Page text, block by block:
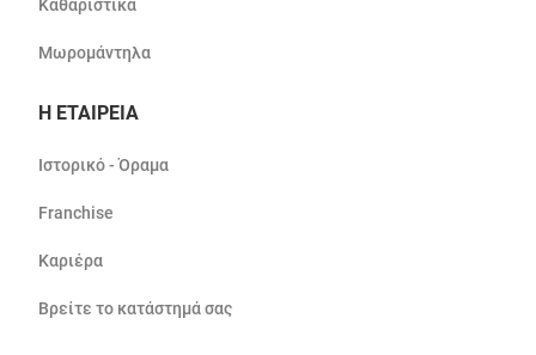
Καθαριστικά
Μωρομάντηλα
Η ΕΤΑΙΡΕΙΑ
Ιστορικό - Όραμα
Franchise
Καριέρα
Βρείτε το κατάστημά σας